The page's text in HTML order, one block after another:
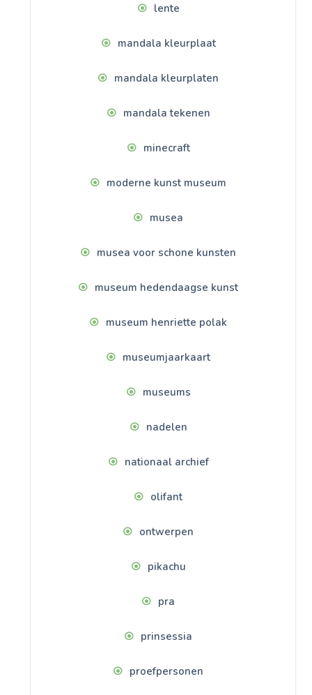
lente
mandala kleurplaat
mandala kleurplaten
mandala tekenen
minecraft
moderne kunst museum
musea
musea voor schone kunsten
museum hedendaagse kunst
museum henriette polak
museumjaarkaart
museums
nadelen
nationaal archief
olifant
ontwerpen
pikachu
pra
prinsessia
proefpersonen